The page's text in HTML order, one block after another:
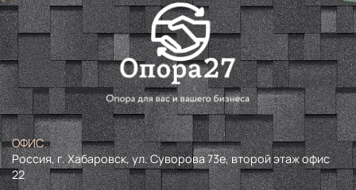
ОФИС
Россия, г. Хабаровск, ул. Суворова 73е, второй этаж офис
22